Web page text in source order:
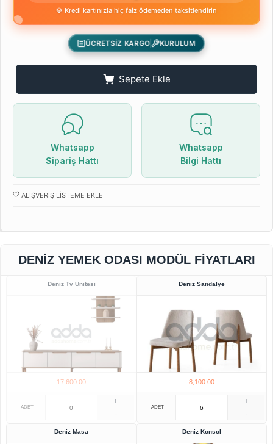
💎 Kredi kartınızla hiç faiz ödemeden taksitlendirin
ÜCRETSİZ KARGO KURULUM
Sepete Ekle
Whatsapp
Sipariş Hattı
Whatsapp
Bilgi Hattı
ALIŞVERIŞ LISTEME EKLE
DENIZ YEMEK ODASI MODÜL FIYATLARI
Deniz Tv Ünitesi
17,600.00
ADET
+
-
Deniz Sandalye
8,100.00
ADET
+
-
Deniz Masa Deniz Konsol